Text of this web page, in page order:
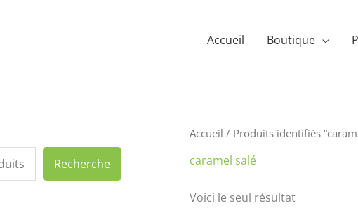
Accueil Boutique
Recherche
Accueil / Produits identifiés
caramel salé
Voici le seul résultat